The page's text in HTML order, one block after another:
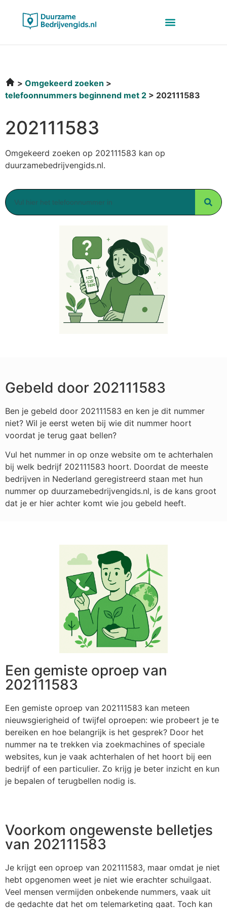
Omgekeerd zoeken
telefoonnummers beginnend met 2
202111583
202111583
Omgekeerd zoeken op 202111583 kan op
duurzamebedrijvengids.nl.
Gebeld door 202111583
Ben je gebeld door 202111583 en ken je dit nummer
niet? Wil je eerst weten bij wie dit nummer hoort
voordat je terug gaat bellen?
Vul het nummer in op onze website om te achterhalen
bij welk bedrijf 202111583 hoort. Doordat de meeste
bedrijven in Nederland geregistreerd staan met hun
nummer op duurzamebedrijvengids.nl, is de kans groot
dat je er hier achter komt wie jou gebeld heeft.
Een gemiste oproep van
202111583
Een gemiste oproep van 202111583 kan meteen
nieuwsgierigheid of twijfel oproepen: wie probeert je te
bereiken en hoe belangrijk is het gesprek? Door het
nummer na te trekken via zoekmachines of speciale
websites, kun je vaak achterhalen of het hoort bij een
bedrijf of een particulier. Zo krijg je beter inzicht en kun
je bepalen of terugbellen nodig is.
Voorkom ongewenste belletjes
van 202111583
Je krijgt een oproep van 202111583, maar omdat je niet
hebt opgenomen weet je niet wie erachter schuilgaat.
Veel mensen vermijden onbekende nummers, vaak uit
de gedachte dat het om telemarketing gaat. Toch kan